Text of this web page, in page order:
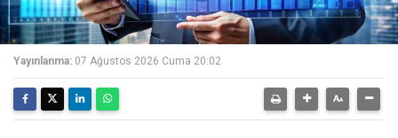
Yayınlanma: 07 Ağustos 2026 Cuma 20:02